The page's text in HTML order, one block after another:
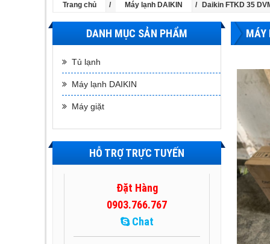
Trang chủ Máy lạnh DAIKIN Daikin FTKD 35
DANH MỤC SẢN PHẨM
Tủ lạnh
Máy lạnh DAIKIN
Máy giặt
HỖ TRỢ TRỰC TUYẾN
Đặt Hàng
0903.766.767
Chat
MÁY